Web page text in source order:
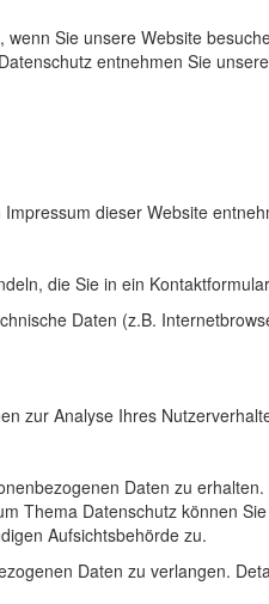
Sie unsere Website
entnehmen Sie
dieser Website
die Sie in ein
Daten (z.B.
zur Analyse Ihres
Daten zu
Thema Datenschutz können
Aufsichtsbehörde zu.
Daten zu verlangen.